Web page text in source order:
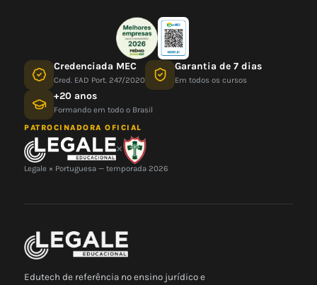
Credenciada MEC
Cred. EAD Port. 247/2020
Garantia de 7 dias
Em todos os cursos
+20 anos
Formando em todo o Brasil
PATROCINADORA OFICIAL
×
Legale × Portuguesa — temporada 2026
Edutech de referência no ensino jurídico e